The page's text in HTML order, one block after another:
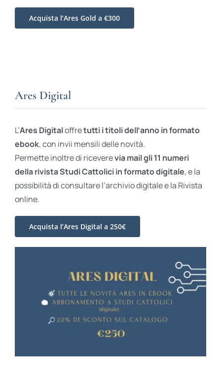
Acquista l’Ares Gold a €300
Ares Digital
L’Ares Digitaloffretutti i titoli dell’anno in formato
ebook, con invii mensili delle novità.
Permette inoltre di riceverevia mail gli 11 numeri
della rivista Studi Cattolici in formato digitale, e la
possibilità di consultare l’archivio digitale e la Rivista
online.
Acquista l’Ares Digital a 250€